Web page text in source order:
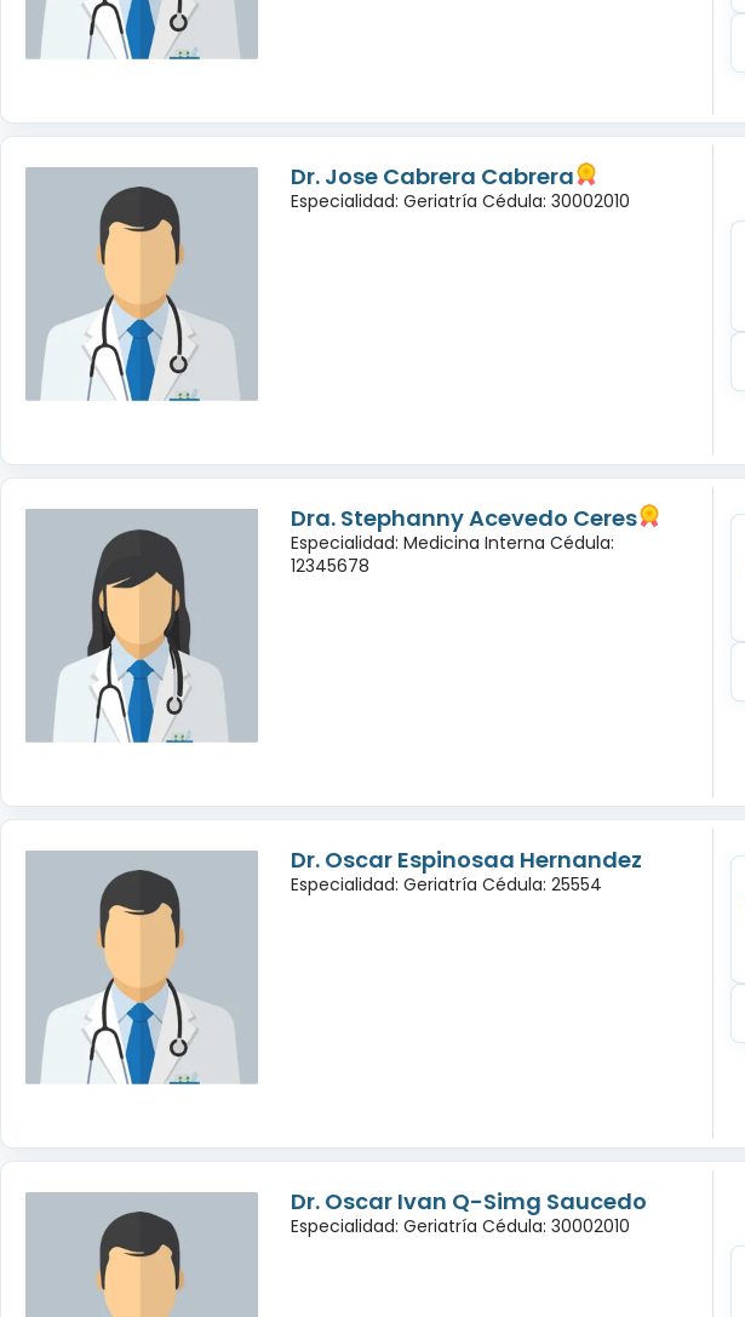
Dr. Jose Cabrera Cabrera
Especialidad: Geriatría Cédula: 30002010
Dra. Stephanny Acevedo Ceres
Especialidad: Medicina Interna Cédula:
12345678
Dr. Oscar Espinosaa Hernandez
Especialidad: Geriatría Cédula: 25554
Dr. Oscar Ivan Q-Simg Saucedo
Especialidad: Geriatría Cédula: 30002010